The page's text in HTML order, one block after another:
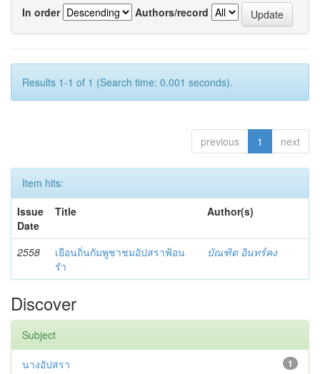
In order
Authors/record
Results 1-1 of 1 (Search time: 0.001 seconds).
previous 1 next
Item hits:
Issue
Date
Title Author(s)
2558
เยือนถิ่นกัมพูชาชมอัปสราฟ้อน
รำ
บัณฑิต อินทร์คง
Discover
Subject
1
นางอัปสรา